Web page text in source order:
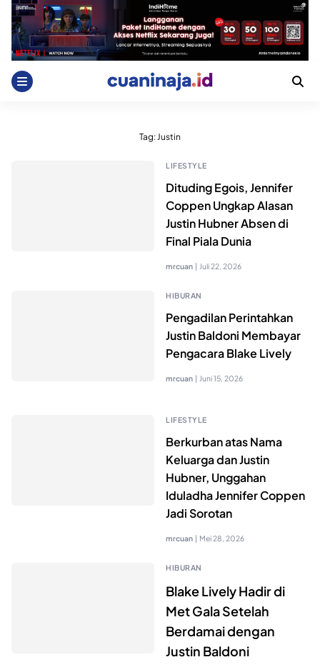
Skip
content
Tag:Justin
LIFESTYLE
Dituding Egois, Jennifer
Coppen Ungkap Alasan
Justin Hubner Absen di
Final Piala Dunia
mrcuan | Juli 22, 2026
HIBURAN
Pengadilan Perintahkan
Justin Baldoni Membayar
Pengacara Blake Lively
mrcuan | Juni 15, 2026
LIFESTYLE
Berkurban atas Nama
Keluarga dan Justin
Hubner, Unggahan
Iduladha Jennifer Coppen
Jadi Sorotan
mrcuan | Mei 28, 2026
HIBURAN
Blake Lively Hadir di
Met Gala Setelah
Berdamai dengan
Justin Baldoni